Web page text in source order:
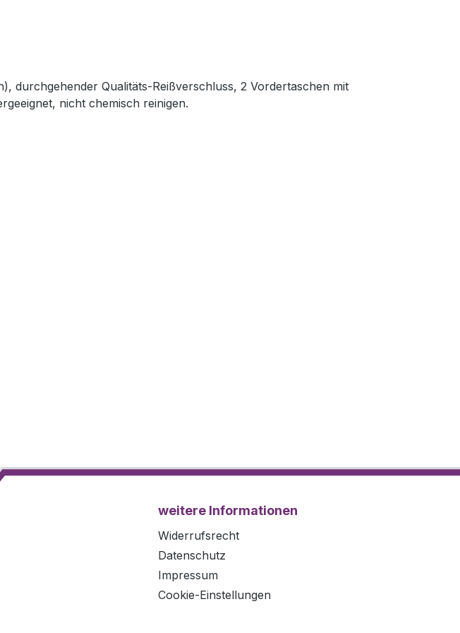
durchgehender Qualitäts-Reißverschluss, 2 Vordertaschen mit
nicht chemisch reinigen.
weitere Informationen
Widerrufsrecht
Datenschutz
Impressum
Cookie-Einstellungen